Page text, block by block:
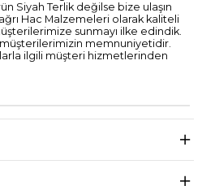
Siyah Terlik değilse bize ulaşın
Hac Malzemeleri olarak kaliteli
sunmayı ilke edindik.
memnuniyetidir.
ilgili müşteri hizmetlerinden